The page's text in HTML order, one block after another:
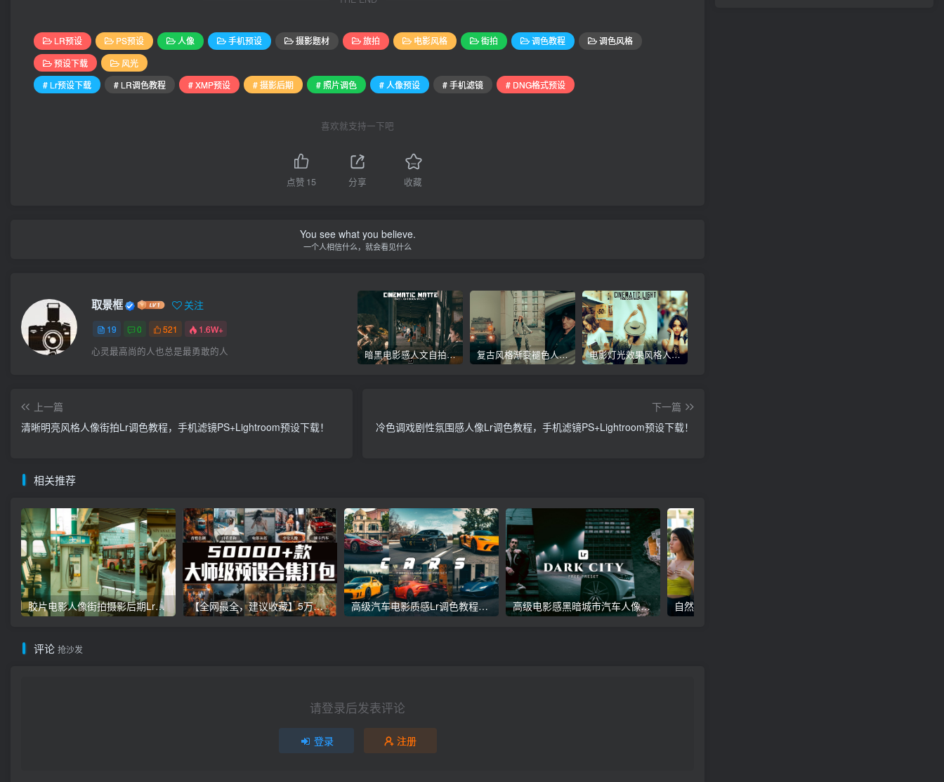
LR预设 PS预设 人像 手机预设 摄影题材 旅拍 电影风格 街拍 调色教程
调色风格
预设下载
风光
# Lr预设下载
# LR调色教程 # XMP预设 # 摄影后期 # 照片调色 # 人像预设 # 手机滤镜 # DNG格式预设
喜欢就支持一下吧
点赞 15 分享 收藏
You see what you believe.
一个人相信什么，就会看见什么
取景框 关注
19 0 521 1.6W+
心灵最高尚的人也总是最勇敢的人 暗黑电影感人文自拍特写镜头Lr调色教程，手机滤镜PS+Lightroom预设下载！ 复古风格渐变褪色人像旅拍Lr调色教程，手机滤镜PS+Lightroom预设下载！ 电影灯光效果风格人像自拍Lr调色教程，手机滤镜PS+Lightroom预设下载！
上一篇
清晰明亮风格人像街拍Lr调色教程，手机滤镜PS+Lightroom预设下载！
下一篇
冷色调戏剧性氛围感人像Lr调色教程，手机滤镜PS+Lightroom预设下载！
相关推荐
胶片电影人像街拍摄影后期Lr调色教程，手机滤镜PS+Lightroom预设下载！ 【全网最全，建议收藏】5万多款Lr顶级调色预设合集，精心整理，分类清晰，摄影师调色师必备素材，够用一辈子！ 高级汽车电影质感Lr调色教程，手机滤镜PS+Lightroom预设下载！ 高级电影感黑暗城市汽车人像Lr调色，附手机滤镜PS+Lightroom预设下载！
评论 抢沙发
请登录后发表评论
登录 注册